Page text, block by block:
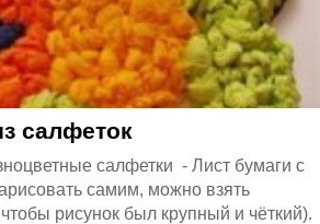
салфеток
салфетки - Лист бумаги с
самим, можно взять
чтобы рисунок был крупный и чёткий).